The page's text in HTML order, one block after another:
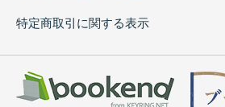
特定商取引に関する表示